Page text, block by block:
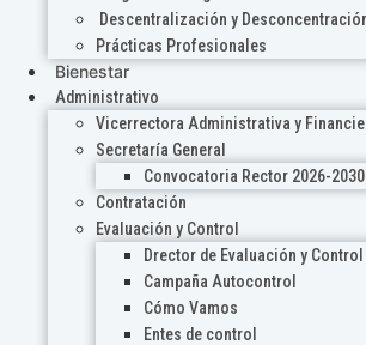
Descentralización y
Prácticas Profesionales
Bienestar
Administrativo
Vicerrectora Administrativa y
Secretaría General
Convocatoria Rector 2026-2030
Contratación
Evaluación y Control
Drector de Evaluación y Control
Campaña Autocontrol
Cómo Vamos
Entes de control